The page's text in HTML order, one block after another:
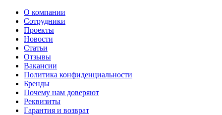
О компании
Сотрудники
Проекты
Новости
Статьи
Отзывы
Вакансии
Политика конфиденциальности
Бренды
Почему нам доверяют
Реквизиты
Гарантия и возврат